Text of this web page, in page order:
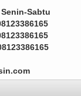
Sabtu